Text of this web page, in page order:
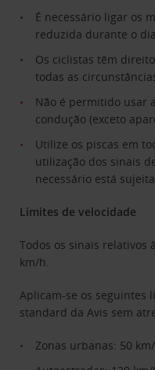
É necessário ligar os
reduzida durante o dia.
Os ciclistas têm
todas as
Não é permitido usar
condução (exceto
Utilize os piscas em
utilização dos sinais
necessário está
Limites de velocidade
Todos os sinais relativos
km/h.
Aplicam-se os seguintes
standard da Avis sem
Zonas urbanas: 50